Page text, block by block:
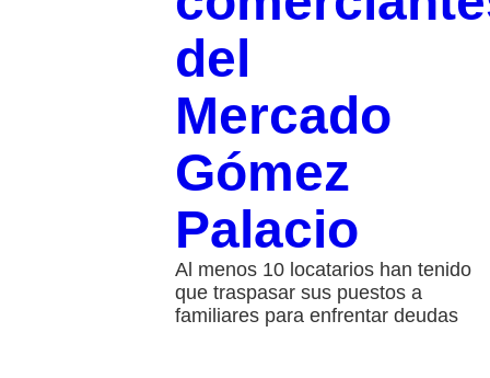
del
Mercado
Gómez
Palacio
Al menos 10 locatarios han tenido
que traspasar sus puestos a
familiares para enfrentar deudas